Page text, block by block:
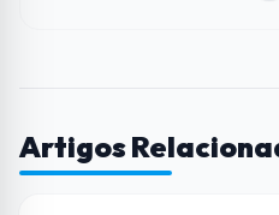
Artigos